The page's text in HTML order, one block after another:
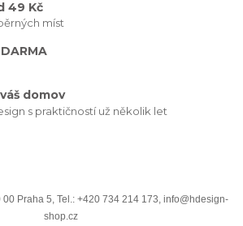
49 Kč
míst
domov
s praktičností už několik let
Praha 5, Tel.: +420 734 214 173, info@hdesign-
shop.cz